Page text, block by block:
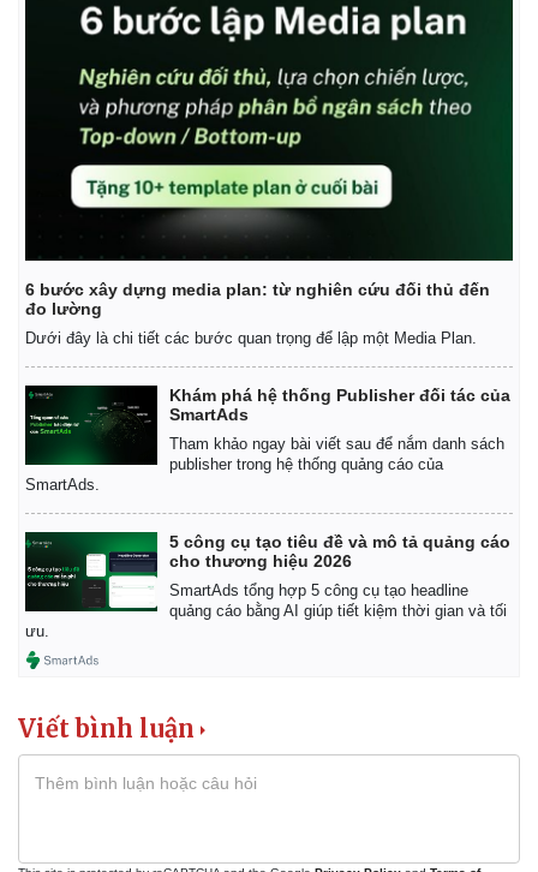
6 bước xây dựng media plan: từ nghiên cứu đối thủ đến
đo lường
Dưới đây là chi tiết các bước quan trọng để lập một Media Plan.
Khám phá hệ thống Publisher đối tác của
SmartAds
Tham khảo ngay bài viết sau để nắm danh sách
publisher trong hệ thống quảng cáo của
SmartAds.
5 công cụ tạo tiêu đề và mô tả quảng cáo
cho thương hiệu 2026
SmartAds tổng hợp 5 công cụ tạo headline
quảng cáo bằng AI giúp tiết kiệm thời gian và tối
ưu.
Viết bình luận